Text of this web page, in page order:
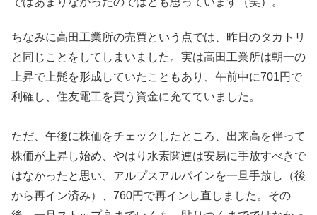
ちなみに高田工業所の売買という点では、昨日のタカトリ
と同じことをしてしまいました。実は高田工業所は朝一の
上昇で上髭を形成していたこともあり、午前中に701円で
利確し、住友電工を買う資金に充てていました。
ただ、午後に株価をチェックしたところ、出来高を伴って
株価が上昇し始め、やはり水素関連は安易に手放すべきで
はなかったと思い、アルプスアルパインを一旦手放し（後
から再イン済み）、760円で再インし直しました。その